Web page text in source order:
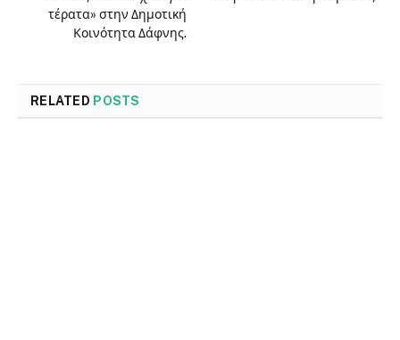
τέρατα» στην Δημοτική
Κοινότητα Δάφνης.
RELATED POSTS